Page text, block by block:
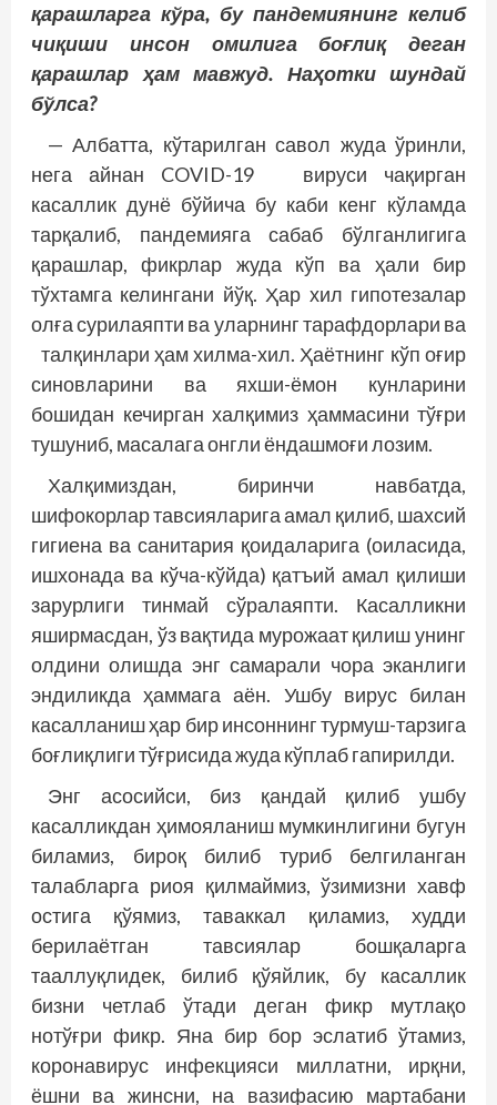
қарашларга кўра, бу пандемиянинг келиб
чиқиши инсон омилига боғлиқ деган
қарашлар ҳам мавжуд. Наҳотки шундай
бўлса?
— Албатта, кўтарилган савол жуда ўринли,
нега айнан COVID-19 вируси чақирган
касаллик дунё бў­йича бу каби кенг кўламда
тарқалиб, пандемияга сабаб бўлганлигига
қарашлар, фикрлар жуда кўп ва ҳали бир
тўхтамга келингани йўқ. Ҳар хил гипотезалар
олға сурилаяпти ва уларнинг тарафдорлари ва
талқинлари ҳам хилма-хил. Ҳаётнинг кўп оғир
синовларини ва яхши-ёмон кунларини
бошидан кечирган халқимиз ҳаммасини тўғри
тушуниб, масалага онгли ёндашмоғи лозим.
Халқимиздан, биринчи навбатда,
шифокорлар тавсияларига амал қилиб, шахсий
гигиена ва санитария қои­даларига (оиласида,
ишхонада ва кўча-кўйда) қатъий амал қилиши
зарурлиги тинмай сўралаяпти. Касалликни
яширмасдан, ўз вақтида мурожаат қилиш унинг
олдини олишда энг самарали чора эканлиги
эндиликда ҳаммага аён. Ушбу вирус билан
касалланиш ҳар бир инсоннинг турмуш-тарзига
боғлиқлиги тўғрисида жуда кўплаб гапирилди.
Энг асосийси, биз қандай қилиб ушбу
касалликдан ҳимояланиш мумкинлигини бугун
биламиз, бироқ билиб туриб белгиланган
талаб­ларга риоя қилмаймиз, ўзимизни хавф
остига қўямиз, таваккал қиламиз, худди
берилаётган тав­сиялар бошқаларга
тааллуқлидек, билиб қўяйлик, бу касаллик
бизни четлаб ўтади деган фикр мутлақо
нотўғри фикр. Яна бир бор эслатиб ўтамиз,
коронавирус инфекцияси миллатни, ирқни,
ёшни ва жинсни, на вазифасию мартабани